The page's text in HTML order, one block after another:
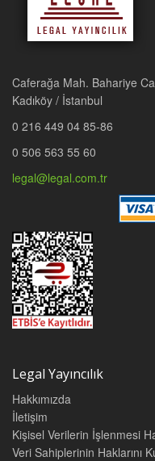
Caferağa Mah. Bahariye
Kadıköy / İstanbul
0 216 449 04 85-86
0 506 563 55 60
legal@legal.com.tr
Legal Yayıncılık
Hakkımızda
İletişim
Kişisel Verilerin İşlenmesi
Veri Sahiplerinin Haklarını